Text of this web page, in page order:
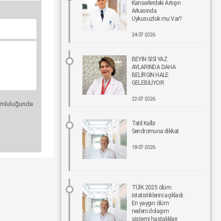
Bel Ağrıları Basit Önlemlerle Kontrol Altına Alınabilir
17-06-2026 12:00
Cerrahiler
16-06-2026 12:00
İmplant tedavisinde aynı gün yeni diş mümkün
Parkinson riskinde çevresel faktörler öne çıkıyor!
15-06-2026 12:00
Sigara Kullanım ve Bırakma Davranışları
Akademisi Ulusal Tütün Kontrolü Kongresi’nde Yer
Aldı
Kanserlerdeki Artışın
Arkasında
Uykusuzluk mu Var?
24-07-2026
BEYİN SİSİ YAZ
AYLARINDA DAHA
BELİRGİN HALE
GELEBİLİYOR
22-07-2026
Tatil Kalbi
Sendromuna dikkat
18-07-2026
TÜİK 2025 ölüm
istatistiklerini açıkladı:
En yaygın ölüm
nedeni dolaşım
sistemi hastalıkları